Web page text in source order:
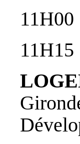
11H00
11H15